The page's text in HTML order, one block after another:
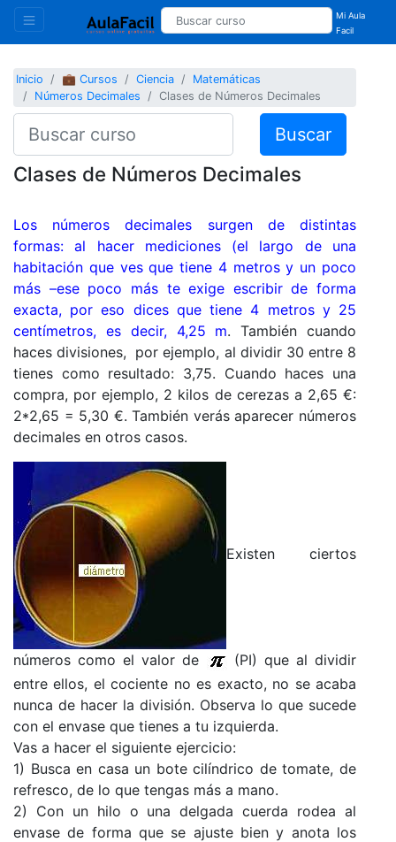
Mi Aula
Facil
Inicio 💼 Cursos Ciencia
Matemáticas
Números Decimales
Clases de Números Decimales
Buscar
Clases de Números Decimales
Los números decimales surgen de distintas
formas: al hacer mediciones (el largo de una
habitación que ves que tiene 4 metros y un poco
más –ese poco más te exige escribir de forma
exacta, por eso dices que tiene 4 metros y 25
centímetros, es decir, 4,25 m. También cuando
haces divisiones, por ejemplo, al dividir 30 entre 8
tienes como resultado: 3,75. Cuando haces una
compra, por ejemplo, 2 kilos de cerezas a 2,65 €:
2*2,65 = 5,30 €. También verás aparecer números
decimales en otros casos.
Existen ciertos
números como el valor de
(PI) que al dividir
entre ellos, el cociente no es exacto, no se acaba
nunca de hacer la división. Observa lo que sucede
con el envase que tienes a tu izquierda.
Vas a hacer el siguiente ejercicio:
1) Busca en casa un bote cilíndrico de tomate, de
refresco, de lo que tengas más a mano.
2) Con un hilo o una delgada cuerda rodea al
envase de forma que se ajuste bien y anota los